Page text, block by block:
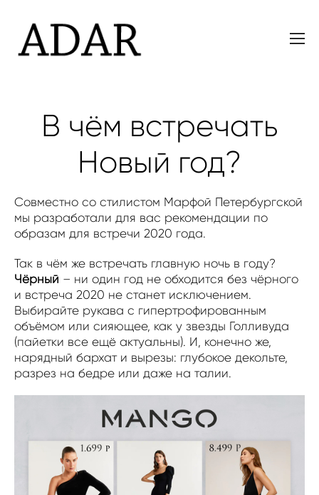
В чём встречать
Новый год?
Совместно со стилистом Марфой Петербургской
мы разработали для вас рекомендации по
образам для встречи 2020 года.
Так в чём же встречать главную ночь в году?
Чёрный – ни один год не обходится без чёрного
и встреча 2020 не станет исключением.
Выбирайте рукава с гипертрофированным
объёмом или сияющее, как у звезды Голливуда
(пайетки все ещё актуальны). И, конечно же,
нарядный бархат и вырезы: глубокое декольте,
разрез на бедре или даже на талии.